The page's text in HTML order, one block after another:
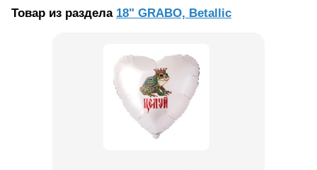
Товар из раздела 18" GRABO, Betallic